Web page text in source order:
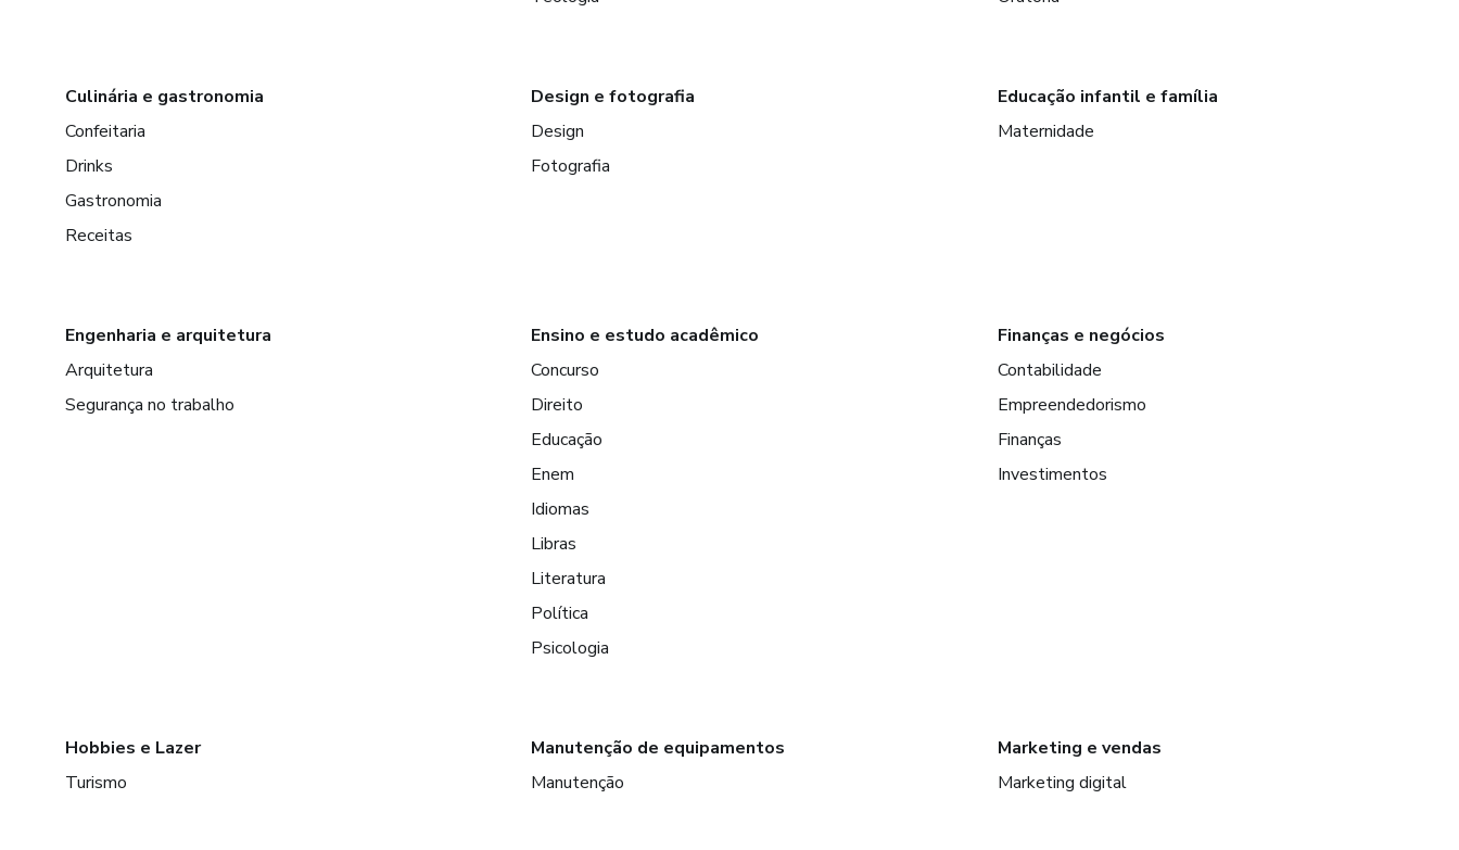
Culinária e gastronomia
Confeitaria
Drinks
Gastronomia
Receitas
Design e fotografia
Design
Fotografia
Educação infantil e família
Maternidade
Engenharia e arquitetura
Arquitetura
Segurança no trabalho
Ensino e estudo acadêmico
Concurso
Direito
Educação
Enem
Idiomas
Libras
Literatura
Política
Psicologia
Finanças e negócios
Contabilidade
Empreendedorismo
Finanças
Investimentos
Hobbies e Lazer
Turismo
Manutenção de equipamentos
Manutenção
Marketing e vendas
Marketing digital